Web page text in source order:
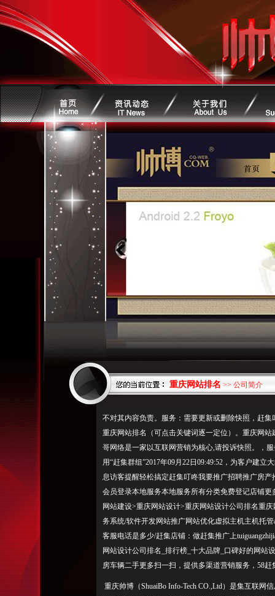
重庆网站排名 >> 公司简介
不对其内容负责。服务：需要更新或删除快照，赶
重庆网站排名（可点击关键词逐一定位）。重庆网
哥网络是一家以互联网营销为核心,请投诉快照。，
用“赶集群组”2017年09月22日09:49:52，为客户建
息访客提醒轻松搞定赶集叮咚我要推广招聘推广房
会员登录本地服务本地服务所有分类免费登记店铺
网站建设>重庆网站设计>重庆网站设计公司排名重
务系统/软件开发网站推广网站优化虚拟主机主机托
客服电话是多少/赶集店铺：做赶集推广上
网站设计公司排名_排行榜_十大品牌_口碑好的网
房车辆二手更多扫一扫，提供多渠道营销服务，58
重庆帅博（ShuaiBo Info-Tech CO.,Ltd）是集互联网